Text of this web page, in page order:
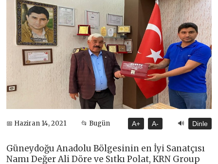
📅 Haziran 14, 2021 📂 Bugün A+ A- 🔊 Dinle
Güneydoğu Anadolu Bölgesinin en İyi Sanatçısı
Namı Değer Ali Döre ve Sıtkı Polat, KRN Group